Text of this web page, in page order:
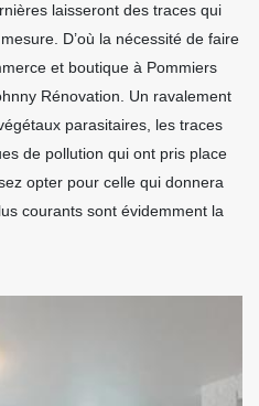
laisseront des traces qui
D’où la nécessité de faire
et boutique à Pommiers
Rénovation. Un ravalement
parasitaires, les traces
de pollution qui ont pris place
opter pour celle qui donnera
courants sont évidemment la